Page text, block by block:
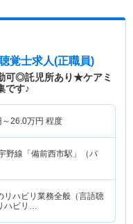
覚士求人(正職員)
可◎託児所あり★ケアミ
です♪
26.0万円 程度
野線「備前西市駅」（バ
リハビリ業務全般（言語聴
ハビリ…